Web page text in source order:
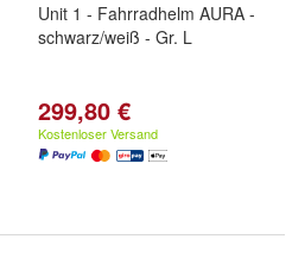
Unit 1 - Fahrradhelm AURA -
schwarz/weiß - Gr. L
299,80 €
Kostenloser Versand